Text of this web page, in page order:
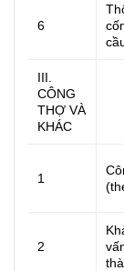
6
III.
CÔNG
THỢ VÀ
KHÁC
1
2